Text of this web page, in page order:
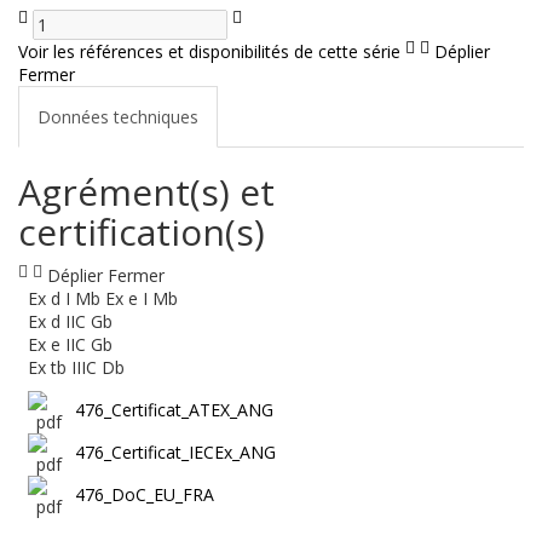
Voir les références et disponibilités de cette série
Déplier
Fermer
Données techniques
Agrément(s) et
certification(s)
Déplier Fermer
Ex d I Mb Ex e I Mb
Ex d IIC Gb
Ex e IIC Gb
Ex tb IIIC Db
476_Certificat_ATEX_ANG
476_Certificat_IECEx_ANG
476_DoC_EU_FRA